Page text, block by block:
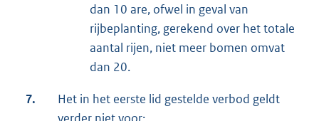
dan 10 are, ofwel in geval van
rijbeplanting, gerekend over het totale
aantal rijen, niet meer bomen omvat
dan 20.
7.
Het in het eerste lid gestelde verbod geldt